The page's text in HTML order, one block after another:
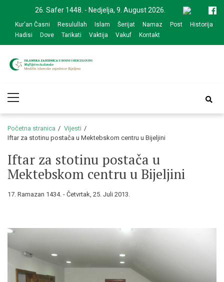
navigation
content
26. Safer 1448. - Nedjelja, 9. August 2026.
Kur'an Časni Resulullah Islam Šerijat Namaz Post
Historija
Hadisi
Dove Tarikati Vaktija Vakuf Kontakt
zajednice Bijeljina
Menu
Početna stranica
Vijesti
Iftar za stotinu postača u Mektebskom centru u Bijeljini
Iftar za stotinu postača u
Mektebskom centru u Bijeljini
17. Ramazan 1434. - Četvrtak, 25. Juli 2013.